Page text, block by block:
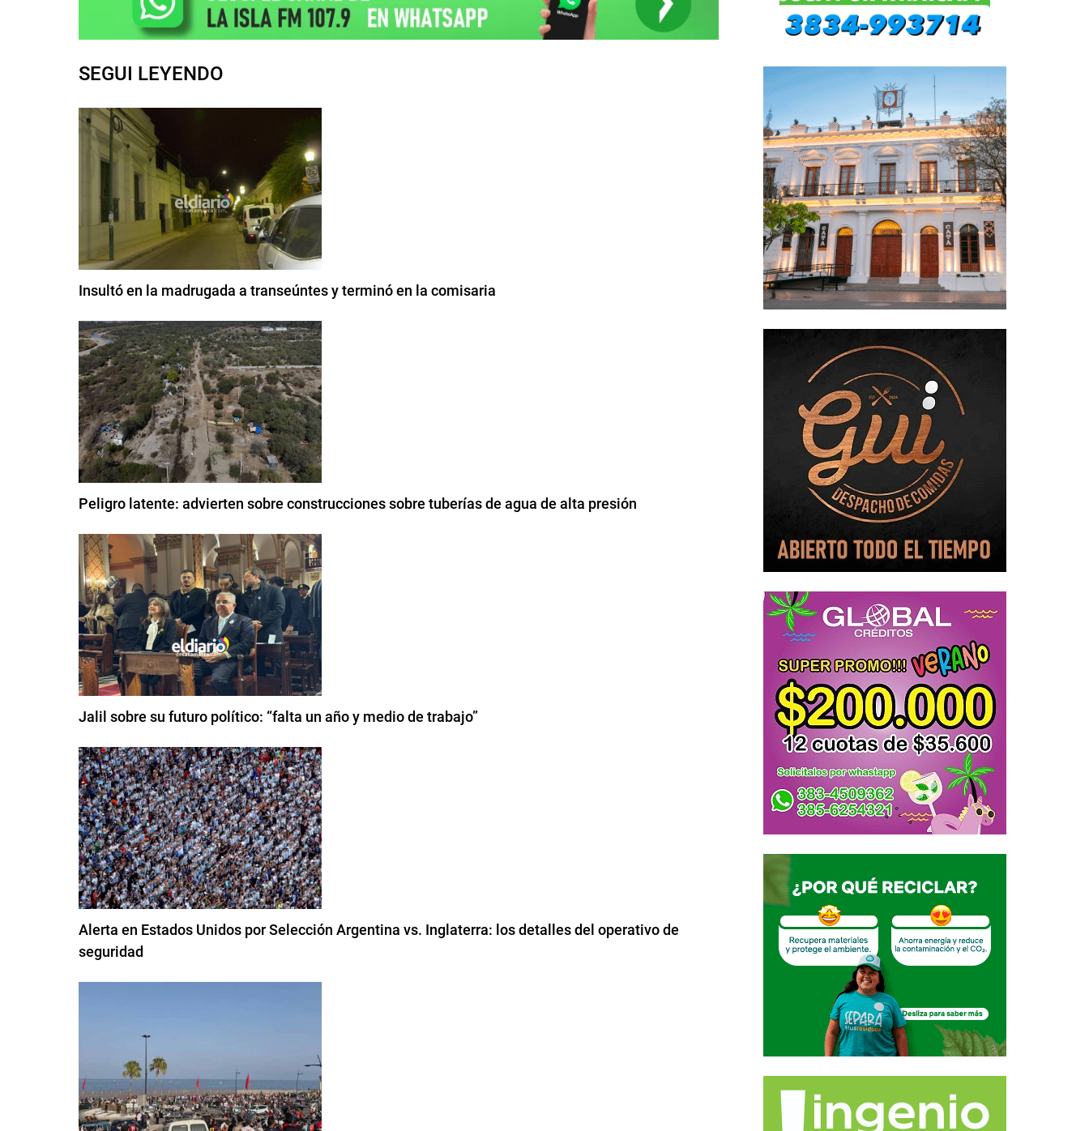
SEGUI LEYENDO
Insultó en la madrugada a transeúntes y terminó en la comisaria
Peligro latente: advierten sobre construcciones sobre tuberías de agua de alta presión
Jalil sobre su futuro político: “falta un año y medio de trabajo”
Alerta en Estados Unidos por Selección Argentina vs. Inglaterra: los detalles del operativo de
seguridad